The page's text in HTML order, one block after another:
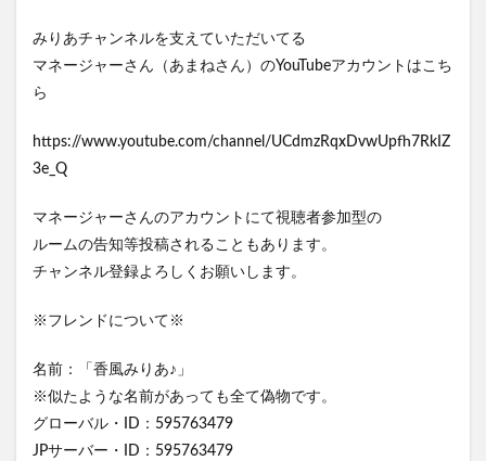
みりあチャンネルを支えていただいてる
マネージャーさん（あまねさん）のYouTubeアカウントはこち
ら
https://www.youtube.com/channel/UCdmzRqxDvwUpfh7RkIZ
3e_Q
マネージャーさんのアカウントにて視聴者参加型の
ルームの告知等投稿されることもあります。
チャンネル登録よろしくお願いします。
※フレンドについて※
名前：「香風みりあ♪」
※似たような名前があっても全て偽物です。
グローバル・ID：595763479
JPサーバー・ID：595763479